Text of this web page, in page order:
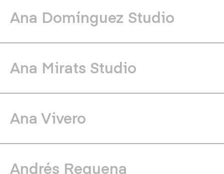
Ana Domínguez Studio
Ana Mirats Studio
Ana Vivero
Andrés Requena